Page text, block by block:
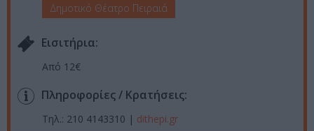
Δημοτικό Θέατρο Πειραιά
Eισιτήρια:
Από 12€
Πληροφορίες / Κρατήσεις:
Τηλ.: 210 4143310 | dithepi.gr